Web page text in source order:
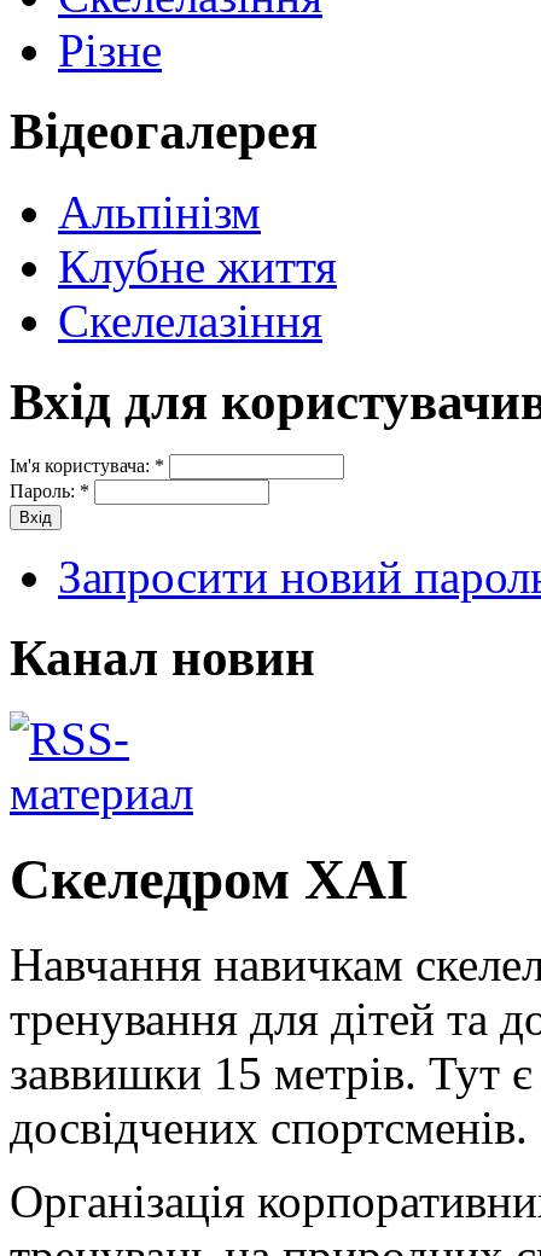
Різне
Відеогалерея
Альпінізм
Клубне життя
Скелелазіння
Вхід для
Ім'я користувача: *
Пароль: *
Запросити новий
Канал новин
Скеледром ХАІ
Навчання навичкам
тренування для дітей та
заввишки 15 метрів. Тут є
досвідчених спортсменів.
Організація